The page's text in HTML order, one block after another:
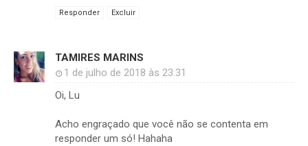
Responder Excluir
TAMIRES MARINS
1 de julho de 2018 às 23:31
Oi, Lu
Acho engraçado que você não se contenta em
responder um só! Hahaha